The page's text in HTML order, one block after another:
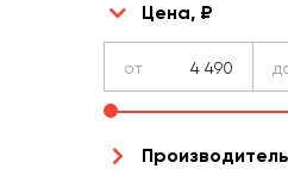
Цена, ₽
от
Производитель